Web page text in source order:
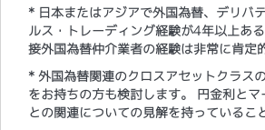
* 日本またはアジアで外国為替、デリバ
ルス・トレーディング経験が4年以上あ
接外国為替仲介業者の経験は非常に肯定
* 外国為替関連のクロスアセットクラス
をお持ちの方も検討します。 円金利と
との関連についての見解を持っているこ